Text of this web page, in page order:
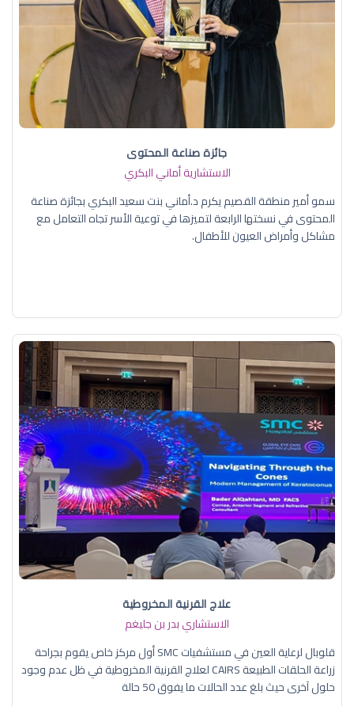
جائزة صناعة المحتوى
الاستشارية أماني البكري
سمو أمير منطقة القصيم يكرم د.أماني بنت سعيد البكري بجائزة صناعة
المحتوى في نسختها الرابعة لتميزها في توعية الأسر تجاه التعامل مع
مشاكل وأمراض العيون للأطفال.
علاج القرنية المخروطية
الاستشاري بدر بن جليغم
قلوبال لرعاية العين في مستشفيات SMC أول مركز خاص يقوم بجراحة
زراعة الحلقات الطبيعة CAIRS لعلاج القرنية المخروطية في ظل عدم وجود
حلول آخرى حيث بلغ عدد الحالات ما يفوق 50 حالة